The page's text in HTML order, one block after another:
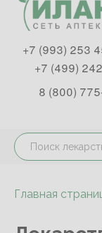
+7 (993) 253
+7 (499)
8 (800)
Главная